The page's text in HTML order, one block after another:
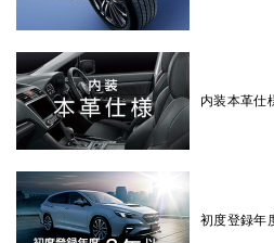
内装本革仕
初度登録年